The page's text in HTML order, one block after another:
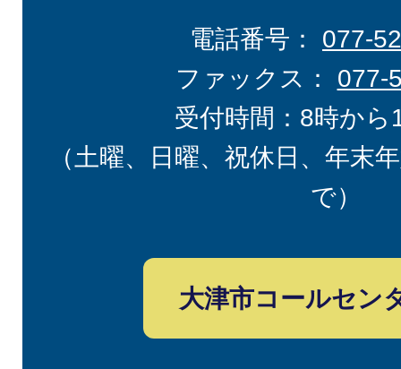
電話番号： 077-
ファックス： 077-
受付時間：8時から
（土曜、日曜、祝休日、年末
で）
大津市コールセン